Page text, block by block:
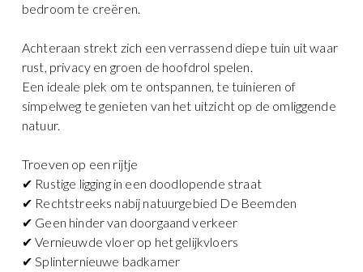
bedroom te creëren.
Achteraan strekt zich een verrassend diepe tuin uit waar
rust, privacy en groen de hoofdrol spelen.
Een ideale plek om te ontspannen, te tuinieren of
simpelweg te genieten van het uitzicht op de omliggende
natuur.
Troeven op een rijtje
✔ Rustige ligging in een doodlopende straat
✔ Rechtstreeks nabij natuurgebied De Beemden
✔ Geen hinder van doorgaand verkeer
✔ Vernieuwde vloer op het gelijkvloers
✔ Splinternieuwe badkamer